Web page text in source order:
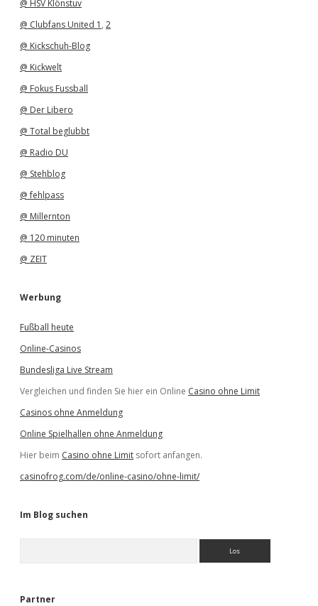
@ HSV Klönstuv
@ Clubfans United 1 , 2
@ Kickschuh-Blog
@ Kickwelt
@ Fokus Fussball
@ Der Libero
@ Total beglubbt
@ Radio DU
@ Stehblog
@ fehlpass
@ Millernton
@ 120 minuten
@ ZEIT
Werbung
Fußball heute
Online-Casinos
Bundesliga Live Stream
Vergleichen und finden Sie hier ein Online Casino ohne Limit
Casinos ohne Anmeldung
Online Spielhallen ohne Anmeldung
Hier beim Casino ohne Limit sofort anfangen.
casinofrog.com/de/online-casino/ohne-limit/
Im Blog suchen
e
Partner